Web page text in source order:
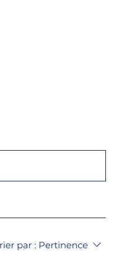
par : Pertinence